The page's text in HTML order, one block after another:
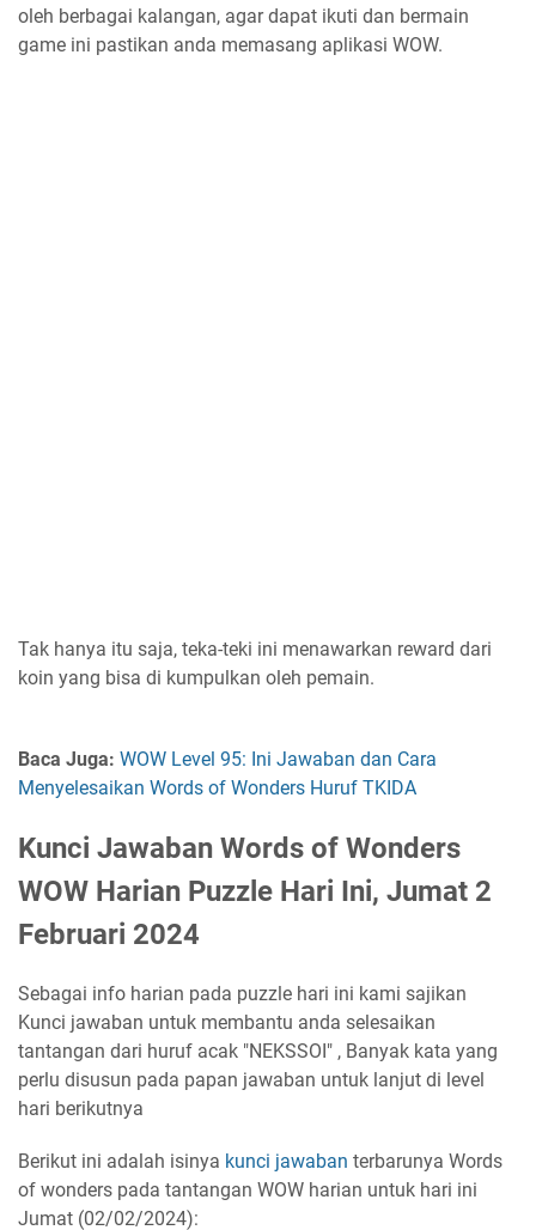
oleh berbagai kalangan, agar dapat ikuti dan bermain
game ini pastikan anda memasang aplikasi WOW.
Tak hanya itu saja, teka-teki ini menawarkan reward dari
koin yang bisa di kumpulkan oleh pemain.
Baca Juga: WOW Level 95: Ini Jawaban dan Cara
Menyelesaikan Words of Wonders Huruf TKIDA
Kunci Jawaban Words of Wonders
WOW Harian Puzzle Hari Ini, Jumat 2
Februari 2024
Sebagai info harian pada puzzle hari ini kami sajikan
Kunci jawaban untuk membantu anda selesaikan
tantangan dari huruf acak "NEKSSOI" , Banyak kata yang
perlu disusun pada papan jawaban untuk lanjut di level
hari berikutnya
Berikut ini adalah isinya kunci jawaban terbarunya Words
of wonders pada tantangan WOW harian untuk hari ini
Jumat (02/02/2024):